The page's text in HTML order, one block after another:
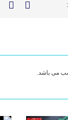
می باشد.